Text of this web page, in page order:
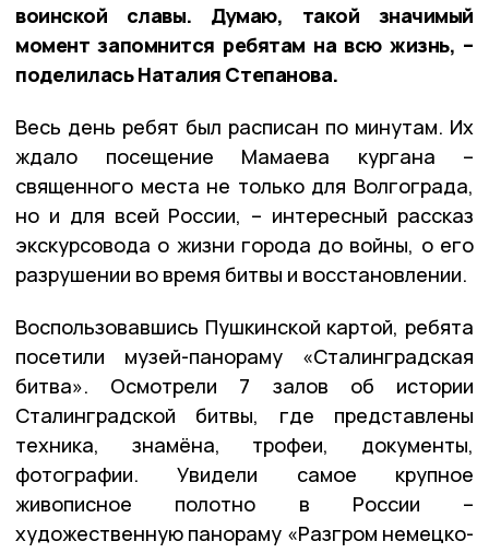
воинской славы. Думаю, такой значимый
момент запомнится ребятам на всю жизнь, –
поделилась Наталия Степанова.
Весь день ребят был расписан по минутам. Их
ждало посещение Мамаева кургана –
священного места не только для Волгограда,
но и для всей России, – интересный рассказ
экскурсовода о жизни города до войны, о его
разрушении во время битвы и восстановлении.
Воспользовавшись Пушкинской картой, ребята
посетили музей-панораму «Сталинградская
битва». Осмотрели 7 залов об истории
Сталинградской битвы, где представлены
техника, знамёна, трофеи, документы,
фотографии. Увидели самое крупное
живописное полотно в России –
художественную панораму «Разгром немецко-